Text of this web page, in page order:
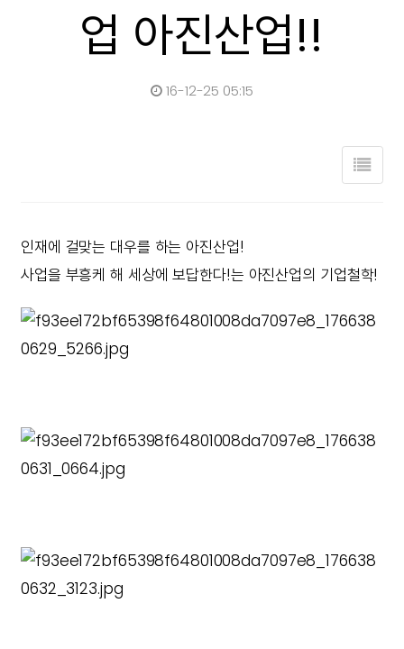
업 아진산업!!
16-12-25 05:15
인재에 걸맞는 대우를 하는 아진산업!
사업을 부흥케 해 세상에 보답한다!는 아진산업의 기업철학!